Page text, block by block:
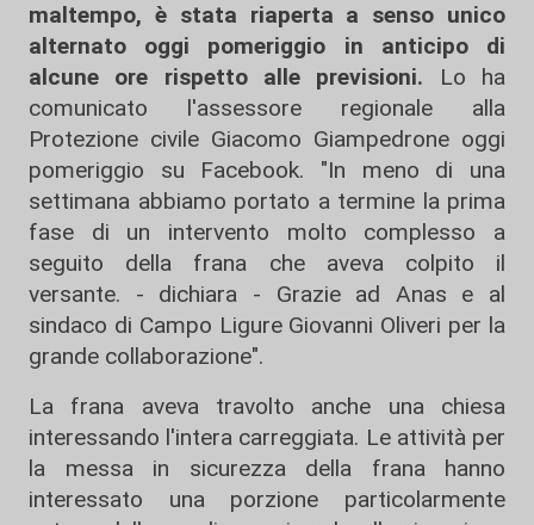
maltempo, è stata riaperta a senso unico
alternato oggi pomeriggio in anticipo di
alcune ore rispetto alle previsioni. Lo ha
comunicato l'assessore regionale alla
Protezione civile Giacomo Giampedrone oggi
pomeriggio su Facebook. "In meno di una
settimana abbiamo portato a termine la prima
fase di un intervento molto complesso a
seguito della frana che aveva colpito il
versante. - dichiara - Grazie ad Anas e al
sindaco di Campo Ligure Giovanni Oliveri per la
grande collaborazione".
La frana aveva travolto anche una chiesa
interessando l'intera carreggiata. Le attività per
la messa in sicurezza della frana hanno
interessato una porzione particolarmente